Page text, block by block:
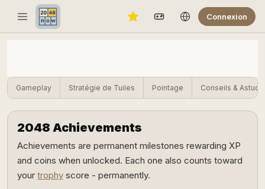
Connexion
Gameplay Stratégie de Tuiles Pointage Conseils &
2048 Achievements
Achievements are permanent milestones rewarding XP
and coins when unlocked. Each one also counts toward
your trophy score - permanently.